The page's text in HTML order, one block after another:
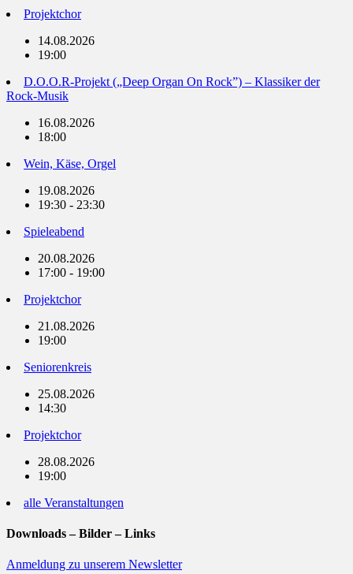
Projektchor
14.08.2026
19:00
D.O.O.R-Projekt („Deep Organ On Rock”) – Klassiker der
Rock-Musik
16.08.2026
18:00
Wein, Käse, Orgel
19.08.2026
19:30 - 23:30
Spieleabend
20.08.2026
17:00 - 19:00
Projektchor
21.08.2026
19:00
Seniorenkreis
25.08.2026
14:30
Projektchor
28.08.2026
19:00
alle Veranstaltungen
Downloads – Bilder – Links
Anmeldung zu unserem Newsletter